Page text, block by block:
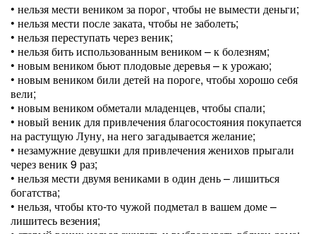
• нельзя мести веником за порог, чтобы не вымести деньги;
• нельзя мести после заката, чтобы не заболеть;
• нельзя переступать через веник;
• нельзя бить использованным веником – к болезням;
• новым веником бьют плодовые деревья – к урожаю;
• новым веником били детей на пороге, чтобы хорошо себя
вели;
• новым веником обметали младенцев, чтобы спали;
• новый веник для привлечения благосостояния покупается
на растущую Луну, на него загадывается желание;
• незамужние девушки для привлечения женихов прыгали
через веник 9 раз;
• нельзя мести двумя вениками в один день – лишиться
богатства;
• нельзя, чтобы кто-то чужой подметал в вашем доме –
лишитесь везения;